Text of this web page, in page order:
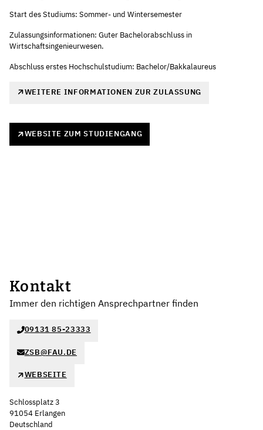
Start des Studiums: Sommer- und Wintersemester
Zulassungsinformationen: Guter Bachelorabschluss in
Wirtschaftsingenieurwesen.
Abschluss erstes Hochschulstudium: Bachelor/Bakkalaureus
WEITERE INFORMATIONEN ZUR ZULASSUNG
WEBSITE ZUM STUDIENGANG
Kontakt
Immer den richtigen Ansprechpartner finden
09131 85-23333
ZSB@FAU.DE
WEBSEITE
Schlossplatz 3
91054 Erlangen
Deutschland